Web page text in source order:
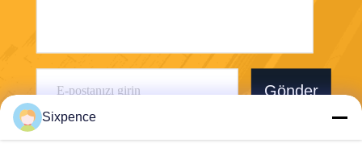
Gönder
Sixpence